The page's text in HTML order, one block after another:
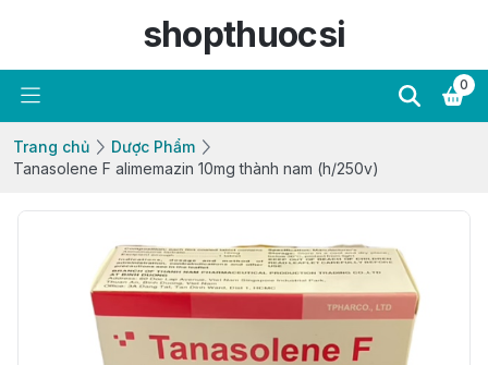
shopthuocsi
0
Trang chủ
Dược Phẩm
Tanasolene F alimemazin 10mg thành nam (h/250v)